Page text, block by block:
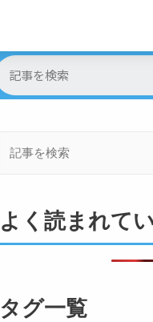
よく読まれて
タグ一覧